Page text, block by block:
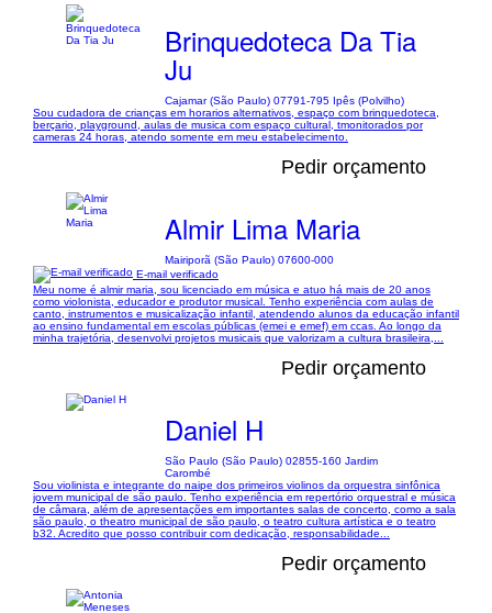
Brinquedoteca Da Tia
Ju
Cajamar (São Paulo) 07791-795 Ipês (Polvilho)
Sou cudadora de crianças em horarios alternativos, espaço com brinquedoteca,
berçario, playground, aulas de musica com espaço cultural, tmonitorados por
cameras 24 horas, atendo somente em meu estabelecimento.
Pedir orçamento
Almir Lima Maria
Mairiporã (São Paulo) 07600-000
E-mail verificado
Meu nome é almir maria, sou licenciado em música e atuo há mais de 20 anos
como violonista, educador e produtor musical. Tenho experiência com aulas de
canto, instrumentos e musicalização infantil, atendendo alunos da educação infantil
ao ensino fundamental em escolas públicas (emei e emef) em ccas. Ao longo da
minha trajetória, desenvolvi projetos musicais que valorizam a cultura brasileira,...
Pedir orçamento
Daniel H
São Paulo (São Paulo) 02855-160 Jardim
Carombé
Sou violinista e integrante do naipe dos primeiros violinos da orquestra sinfônica
jovem municipal de são paulo. Tenho experiência em repertório orquestral e música
de câmara, além de apresentações em importantes salas de concerto, como a sala
são paulo, o theatro municipal de são paulo, o teatro cultura artística e o teatro
b32. Acredito que posso contribuir com dedicação, responsabilidade...
Pedir orçamento